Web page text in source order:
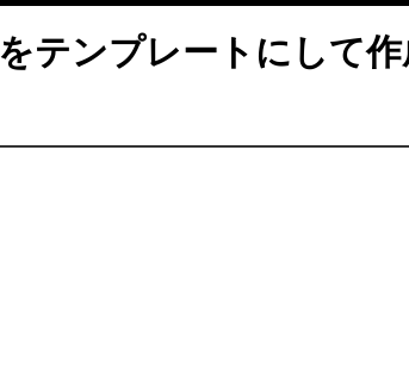
をテンプレートにして作